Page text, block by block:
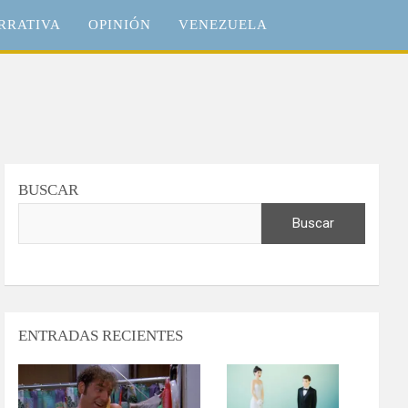
OPINIÓN VENEZUELA
BUSCAR
Buscar
ENTRADAS RECIENTES